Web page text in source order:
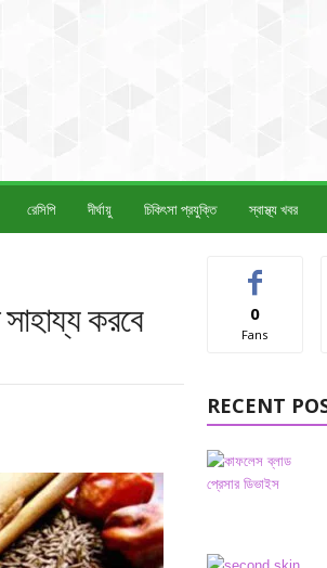
রেসিপি দীর্ঘায়ু চিকিৎসা প্রযুক্তি স্বাস্থ্য খবর
করবে 0
Fans
RECENT